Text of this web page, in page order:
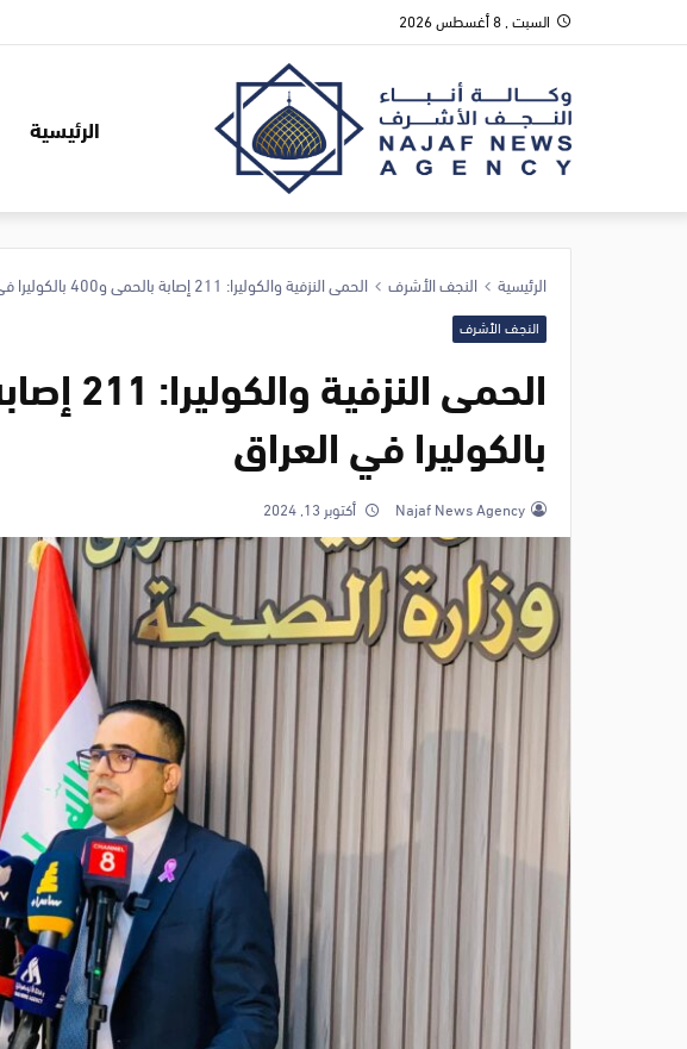
السبت , 8 أغسطس 2026
الرئيسية
الرئيسية النجف الأشرف الحمى النزفية والكوليرا: 211 إصابة بالحمى و400 بالكوليرا في العراق
النجف الأشرف
بالكوليرا في العراق
Najaf News Agency أكتوبر 13, 2024